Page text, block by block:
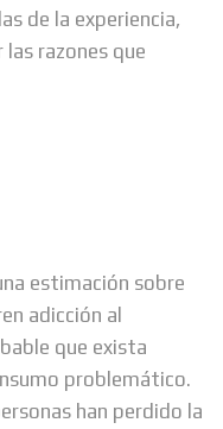
de la experiencia,
las razones que
estimación sobre
adicción al
que exista
problemático.
han perdido la